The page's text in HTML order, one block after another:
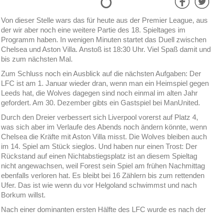
Von dieser Stelle wars das für heute aus der Premier League, aus
der wir aber noch eine weitere Partie des 18. Spieltages im
Programm haben. In wenigen Minuten startet das Duell zwischen
Chelsea und Aston Villa. Anstoß ist 18:30 Uhr. Viel Spaß damit und
bis zum nächsten Mal.
Zum Schluss noch ein Ausblick auf die nächsten Aufgaben: Der
LFC ist am 1. Januar wieder dran, wenn man ein Heimspiel gegen
Leeds hat, die Wolves dagegen sind noch einmal im alten Jahr
gefordert. Am 30. Dezember gibts ein Gastspiel bei ManUnited.
Durch den Dreier verbessert sich Liverpool vorerst auf Platz 4,
was sich aber im Verlaufe des Abends noch ändern könnte, wenn
Chelsea die Kräfte mit Aston Villa misst. Die Wolves bleiben auch
im 14. Spiel am Stück sieglos. Und haben nur einen Trost: Der
Rückstand auf einen Nichtabstiegsplatz ist an diesem Spieltag
nicht angewachsen, weil Forest sein Spiel am frühen Nachmittag
ebenfalls verloren hat. Es bleibt bei 16 Zählern bis zum rettenden
Ufer. Das ist wie wenn du vor Helgoland schwimmst und nach
Borkum willst.
Nach einer dominanten ersten Hälfte des LFC wurde es nach der